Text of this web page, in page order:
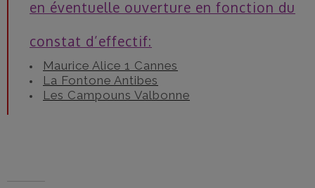
en éventuelle ouverture en fonction du
constat d’effectif:
Maurice Alice 1 Cannes
La Fontone Antibes
Les Campouns Valbonne